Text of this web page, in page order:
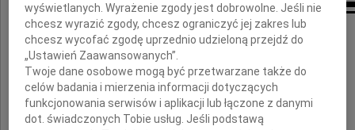
Annie Korłup
wyrazy głębokiego współczucia
z powodu śmierci
wyświetlanych. Wyrażenie zgody jest dobrowolne. Jeśli nie
chcesz wyrazić zgody, chcesz ograniczyć jej zakres lub
chcesz wycofać zgodę uprzednio udzieloną przejdź do
„Ustawień Zaawansowanych”.
Twoje dane osobowe mogą być przetwarzane także do
celów badania i mierzenia informacji dotyczących
funkcjonowania serwisów i aplikacji lub łączone z danymi
dot. świadczonych Tobie usług. Jeśli podstawą